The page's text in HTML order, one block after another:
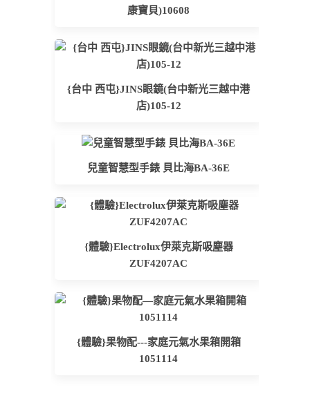
康寶貝)10608
{台中 西屯}JINS眼鏡(台中新光三越中港
店)105-12
兒童智慧型手錶 貝比海BA-36E
{體驗}Electrolux伊萊克斯吸塵器
ZUF4207AC
{體驗}果物配---家庭元氣水果箱開箱
1051114